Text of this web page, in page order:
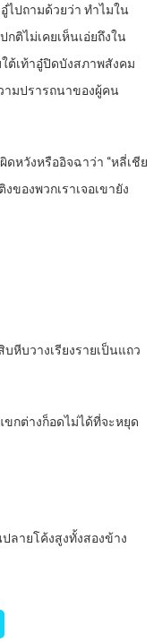
ไปถามด้วยว่า ทำไมใน
ติไม่เคยเห็นเอ่ยถึงใน
ต้เท้าอู๋ปิดบังสภาพสังคม
ามปรารถนาของผู้คน
ดหวังหรืออิจฉาว่า “หลี่เชีย
ของพวกเราเจอเขายัง
บวางเรียงรายเป็นแถว
กต่างก็อดไม่ได้ที่จะหยุด
ลายโค้งสูงทั้งสองข้าง